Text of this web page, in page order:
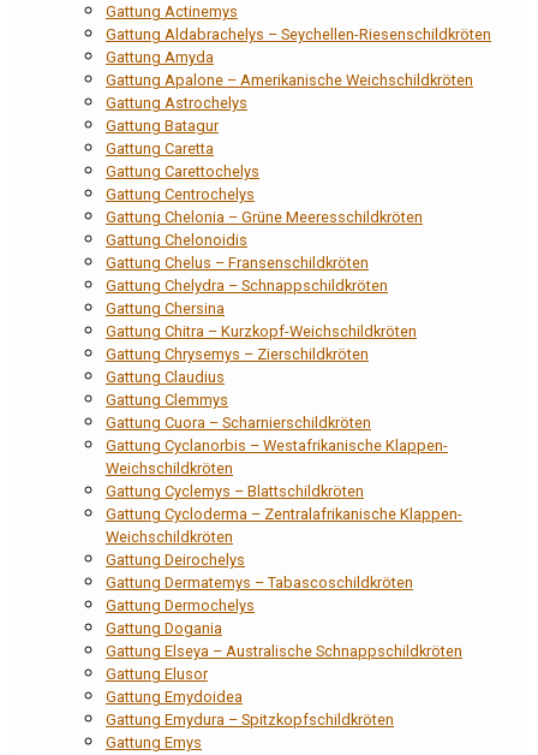
Gattung Actinemys
Gattung Aldabrachelys – Seychellen-Riesenschildkröten
Gattung Amyda
Gattung Apalone – Amerikanische Weichschildkröten
Gattung Astrochelys
Gattung Batagur
Gattung Caretta
Gattung Carettochelys
Gattung Centrochelys
Gattung Chelonia – Grüne Meeresschildkröten
Gattung Chelonoidis
Gattung Chelus – Fransenschildkröten
Gattung Chelydra – Schnappschildkröten
Gattung Chersina
Gattung Chitra – Kurzkopf-Weichschildkröten
Gattung Chrysemys – Zierschildkröten
Gattung Claudius
Gattung Clemmys
Gattung Cuora – Scharnierschildkröten
Gattung Cyclanorbis – Westafrikanische Klappen-
Weichschildkröten
Gattung Cyclemys – Blattschildkröten
Gattung Cycloderma – Zentralafrikanische Klappen-
Weichschildkröten
Gattung Deirochelys
Gattung Dermatemys – Tabascoschildkröten
Gattung Dermochelys
Gattung Dogania
Gattung Elseya – Australische Schnappschildkröten
Gattung Elusor
Gattung Emydoidea
Gattung Emydura – Spitzkopfschildkröten
Gattung Emys